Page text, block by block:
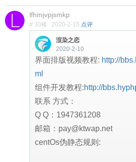
lfhmjvpjsmkp
# 30楼 2020-2-15 点评
渲染之恋
2020-2-10
界面排版视频教程: http://
ml
组件开发教程:http://
联系 方式：
Q Q：1947361208
邮箱：pay@ktwap.net
centOs伪静态规则: